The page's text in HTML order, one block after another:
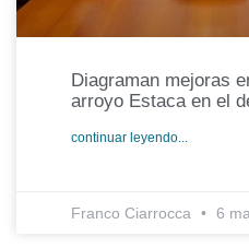
Diagraman mejoras
arroyo Estaca en el
continuar leyendo...
Franco Ciarrocca 6